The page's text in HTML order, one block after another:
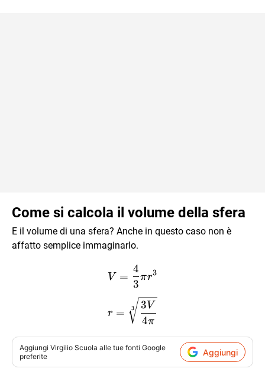
Come si calcola il volume della sfera
E il volume di una sfera? Anche in questo caso non è
affatto semplice immaginarlo.
V=\dfrac43\pi r^3
V =
3
4
πr3
r = 3
4π
3V
Aggiungi Virgilio Scuola alle tue fonti Google
preferite
Aggiungi